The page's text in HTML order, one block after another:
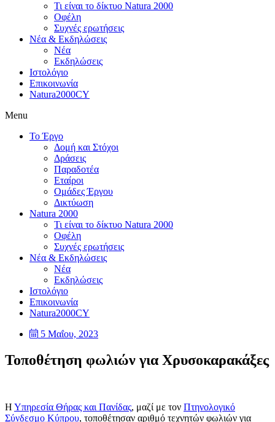
Τι είναι το δίκτυο Natura 2000
Οφέλη
Συχνές ερωτήσεις
Νέα & Εκδηλώσεις
Νέα
Εκδηλώσεις
Ιστολόγιο
Επικοινωνία
Natura2000CY
Menu
Το Έργο
Δομή και Στόχοι
Δράσεις
Παραδοτέα
Εταίροι
Ομάδες Έργου
Δικτύωση
Natura 2000
Τι είναι το δίκτυο Natura 2000
Οφέλη
Συχνές ερωτήσεις
Νέα & Εκδηλώσεις
Νέα
Εκδηλώσεις
Ιστολόγιο
Επικοινωνία
Natura2000CY
5 Μαΐου, 2023
Τοποθέτηση φωλιών για Χρυσοκαρακάξες
Η Υπηρεσία Θήρας και Πανίδας, μαζί με τον Πτηνολογικό
Σύνδεσμο Κύπρου, τοποθέτησαν αριθμό τεχνητών φωλιών για